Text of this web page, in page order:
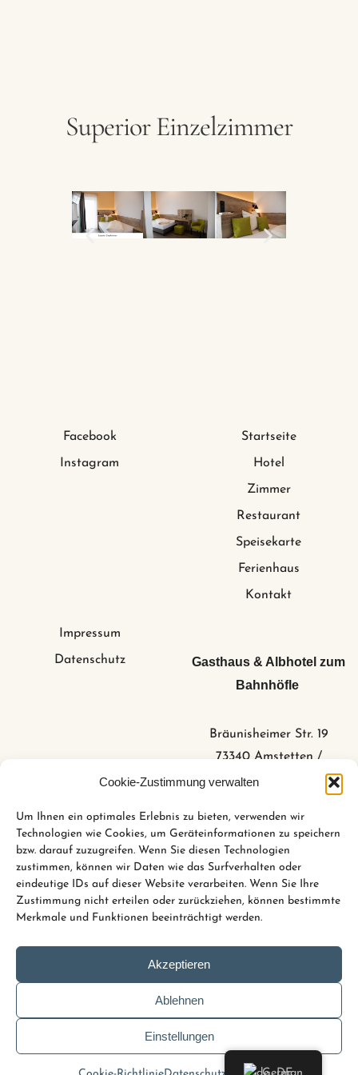
Cookie-Zustimmung verwalten
Um Ihnen ein optimales Erlebnis zu bieten, verwenden wir
Technologien wie Cookies, um Geräteinformationen zu speichern
bzw. darauf zuzugreifen. Wenn Sie diesen Technologien
zustimmen, können wir Daten wie das Surfverhalten oder
eindeutige IDs auf dieser Website verarbeiten. Wenn Sie Ihre
Zustimmung nicht erteilen oder zurückziehen, können bestimmte
Merkmale und Funktionen beeinträchtigt werden.
Akzeptieren
Ablehnen
Einstellungen
Superior Einzelzimmer
Facebook
Instagram
Startseite
Hotel
Zimmer
Restaurant
Speisekarte
Ferienhaus
Kontakt
Impressum
Datenschutz
Gasthaus & Albhotel zum
Bahnhöfle
Bräunisheimer Str. 19
73340 Amstetten /
Stubersheim
+49 (0)73 31 44 84 6
info@bahnhoefle-
stubersheim.de
Copyright © 2026 Gasthaus & Albhotel zum
Bahnhöfle